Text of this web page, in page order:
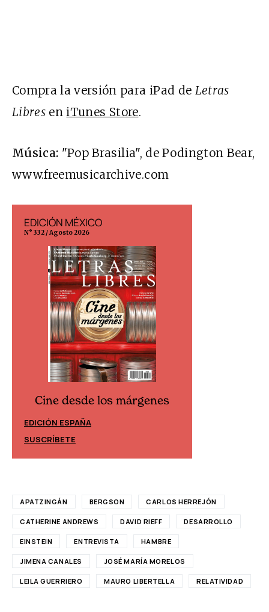
Compra la versión para iPad de Letras
Libres eniTunes Store.
Música: "Pop Brasilia", de Podington Bear,
www.freemusicarchive.com
EDICIÓN MÉXICO
N° 332 / Agosto 2026
Cine desde los márgenes
EDICIÓN ESPAÑA
SUSCRÍBETE
APATZINGÁN BERGSON CARLOS HERREJÓN
CATHERINE ANDREWS DAVID RIEFF DESARROLLO
EINSTEIN ENTREVISTA HAMBRE
JIMENA CANALES JOSÉ MARÍA MORELOS
LEILA GUERRIERO MAURO LIBERTELLA RELATIVIDAD